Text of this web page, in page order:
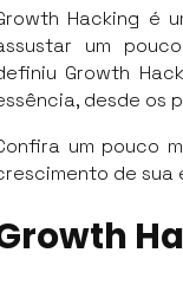
Hacking é
um
Growth
desde os
um pouco
de sua